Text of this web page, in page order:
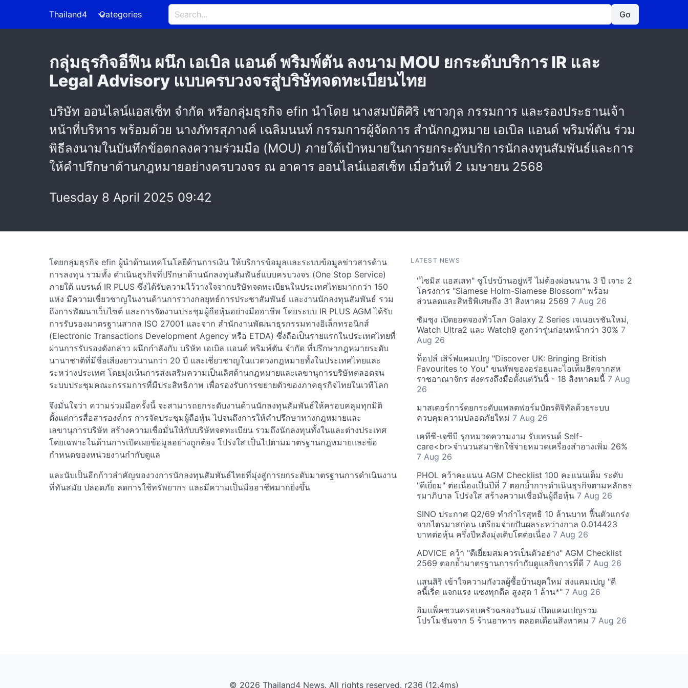
Thailand4 Categories Go
กลุ่มธุรกิจอีฟิน ผนึก เอเบิล แอนด์ พริมพ์ตัน ลงนาม MOU ยกระดับบริการ IR และ
Legal Advisory แบบครบวงจรสู่บริษัทจดทะเบียนไทย
บริษัท ออนไลน์แอสเซ็ท จำกัด หรือกลุ่มธุรกิจ efin นำโดย นางสมบัติศิริ เชาวกุล กรรมการ และรองประธานเจ้า
หน้าที่บริหาร พร้อมด้วย นางภัทรสุภางค์ เฉลิมนนท์ กรรมการผู้จัดการ สำนักกฎหมาย เอเบิล แอนด์ พริมพ์ตัน ร่วม
พิธีลงนามในบันทึกข้อตกลงความร่วมมือ (MOU) ภายใต้เป้าหมายในการยกระดับบริการนักลงทุนสัมพันธ์และการ
ให้คำปรึกษาด้านกฎหมายอย่างครบวงจร ณ อาคาร ออนไลน์แอสเซ็ท เมื่อวันที่ 2 เมษายน 2568
Tuesday 8 April 2025 09:42
โดยกลุ่มธุรกิจ efin ผู้นำด้านเทคโนโลยีด้านการเงิน ให้บริการข้อมูลและระบบข้อมูลข่าวสารด้าน
การลงทุน รวมทั้ง ดำเนินธุรกิจที่ปรึกษาด้านนักลงทุนสัมพันธ์แบบครบวงจร (One Stop Service)
ภายใต้ แบรนด์ IR PLUS ซึ่งได้รับความไว้วางใจจากบริษัทจดทะเบียนในประเทศไทยมากกว่า 150
แห่ง มีความเชี่ยวชาญในงานด้านการวางกลยุทธ์การประชาสัมพันธ์ และงานนักลงทุนสัมพันธ์ รวม
ถึงการพัฒนาเว็บไซต์ และการจัดงานประชุมผู้ถือหุ้นอย่างมืออาชีพ โดยระบบ IR PLUS AGM ได้รับ
การรับรองมาตรฐานสากล ISO 27001 และจาก สำนักงานพัฒนาธุรกรรมทางอิเล็กทรอนิกส์
(Electronic Transactions Development Agency หรือ ETDA) ซึ่งถือเป็นรายแรกในประเทศไทยที่
ผ่านการรับรองดังกล่าว ผนึกกำลังกับ บริษัท เอเบิล แอนด์ พริมพ์ตัน จำกัด ที่ปรึกษากฎหมายระดับ
นานาชาติที่มีชื่อเสียงยาวนานกว่า 20 ปี และเชี่ยวชาญในแวดวงกฎหมายทั้งในประเทศไทยและ
ระหว่างประเทศ โดยมุ่งเน้นการส่งเสริมความเป็นเลิศด้านกฎหมายและเลขานุการบริษัทตลอดจน
ระบบประชุมคณะกรรมการที่มีประสิทธิภาพ เพื่อรองรับการขยายตัวของภาคธุรกิจไทยในเวทีโลก
จึงมั่นใจว่า ความร่วมมือครั้งนี้ จะสามารถยกระดับงานด้านนักลงทุนสัมพันธ์ให้ครอบคลุมทุกมิติ
ตั้งแต่การสื่อสารองค์กร การจัดประชุมผู้ถือหุ้น ไปจนถึงการให้คำปรึกษาทางกฎหมายและ
เลขานุการบริษัท สร้างความเชื่อมั่นให้กับบริษัทจดทะเบียน รวมถึงนักลงทุนทั้งในและต่างประเทศ
โดยเฉพาะในด้านการเปิดเผยข้อมูลอย่างถูกต้อง โปร่งใส เป็นไปตามมาตรฐานกฎหมายและข้อ
กำหนดของหน่วยงานกำกับดูแล
และนับเป็นอีกก้าวสำคัญของวงการนักลงทุนสัมพันธ์ไทยที่มุ่งสู่การยกระดับมาตรฐานการดำเนินงาน
ที่ทันสมัย ปลอดภัย ลดการใช้ทรัพยากร และมีความเป็นมืออาชีพมากยิ่งขึ้น
LATEST NEWS
"ไซมิส แอสเสท" ชูโปรบ้านอยู่ฟรี ไม่ต้องผ่อนนาน 3 ปี เจาะ 2
โครงการ "Siamese Holm-Siamese Blossom" พร้อม
ส่วนลดและสิทธิพิเศษถึง 31 สิงหาคม 2569 7 Aug 26
ซัมซุง เปิดยอดจองทั่วโลก Galaxy Z Series เจเนอเรชันใหม่,
Watch Ultra2 และ Watch9 สูงกว่ารุ่นก่อนหน้ากว่า 30% 7
Aug 26
ท็อปส์ เสิร์ฟแคมเปญ "Discover UK: Bringing British
Favourites to You" ขนทัพของอร่อยและไอเท็มฮิตจากสห
ราชอาณาจักร ส่งตรงถึงมือตั้งแต่วันนี้ - 18 สิงหาคมนี้ 7 Aug
26
มาสเตอร์การ์ดยกระดับแพลตฟอร์มบัตรดิจิทัลด้วยระบบ
ควบคุมความปลอดภัยใหม่ 7 Aug 26
เคทีซี-เจซีบี รุกหมวดความงาม รับเทรนด์ Self-
care<br>จำนวนสมาชิกใช้จ่ายหมวดเครื่องสำอางเพิ่ม 26%
7 Aug 26
PHOL คว้าคะแนน AGM Checklist 100 คะแนนเต็ม ระดับ
"ดีเยี่ยม" ต่อเนื่องเป็นปีที่ 7 ตอกย้ำการดำเนินธุรกิจตามหลักธร
รมาภิบาล โปร่งใส สร้างความเชื่อมั่นผู้ถือหุ้น 7 Aug 26
SINO ประกาศ Q2/69 ทำกำไรสุทธิ 10 ล้านบาท ฟื้นตัวแกร่ง
จากไตรมาสก่อน เตรียมจ่ายปันผลระหว่างกาล 0.014423
บาทต่อหุ้น ครึ่งปีหลังมุ่งเติบโตต่อเนื่อง 7 Aug 26
ADVICE คว้า "ดีเยี่ยมสมควรเป็นตัวอย่าง" AGM Checklist
2569 ตอกย้ำมาตรฐานการกำกับดูแลกิจการที่ดี 7 Aug 26
แสนสิริ เข้าใจความกังวลผู้ซื้อบ้านยุคใหม่ ส่งแคมเปญ "ดี
ลนี้เริ่ด แจกแรง แซงทุกดีล สูงสุด 1 ล้าน*" 7 Aug 26
อิมแพ็คชวนครอบครัวฉลองวันแม่ เปิดแคมเปญรวม
โปรโมชันจาก 5 ร้านอาหาร ตลอดเดือนสิงหาคม 7 Aug 26
© 2026 Thailand4 News. All rights reserved. r236 (12.4ms)